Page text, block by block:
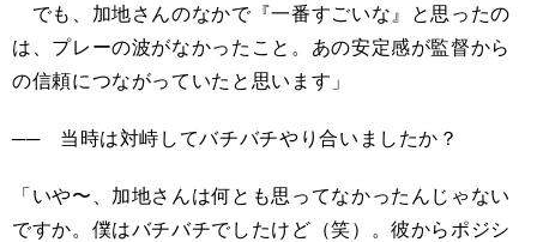
でも、加地さんのなかで『一番すごいな』と思ったの
は、プレーの波がなかったこと。あの安定感が監督から
の信頼につながっていたと思います」
── 当時は対峙してバチバチやり合いましたか？
「いや〜、加地さんは何とも思ってなかったんじゃない
ですか。僕はバチバチでしたけど（笑）。彼からポジシ